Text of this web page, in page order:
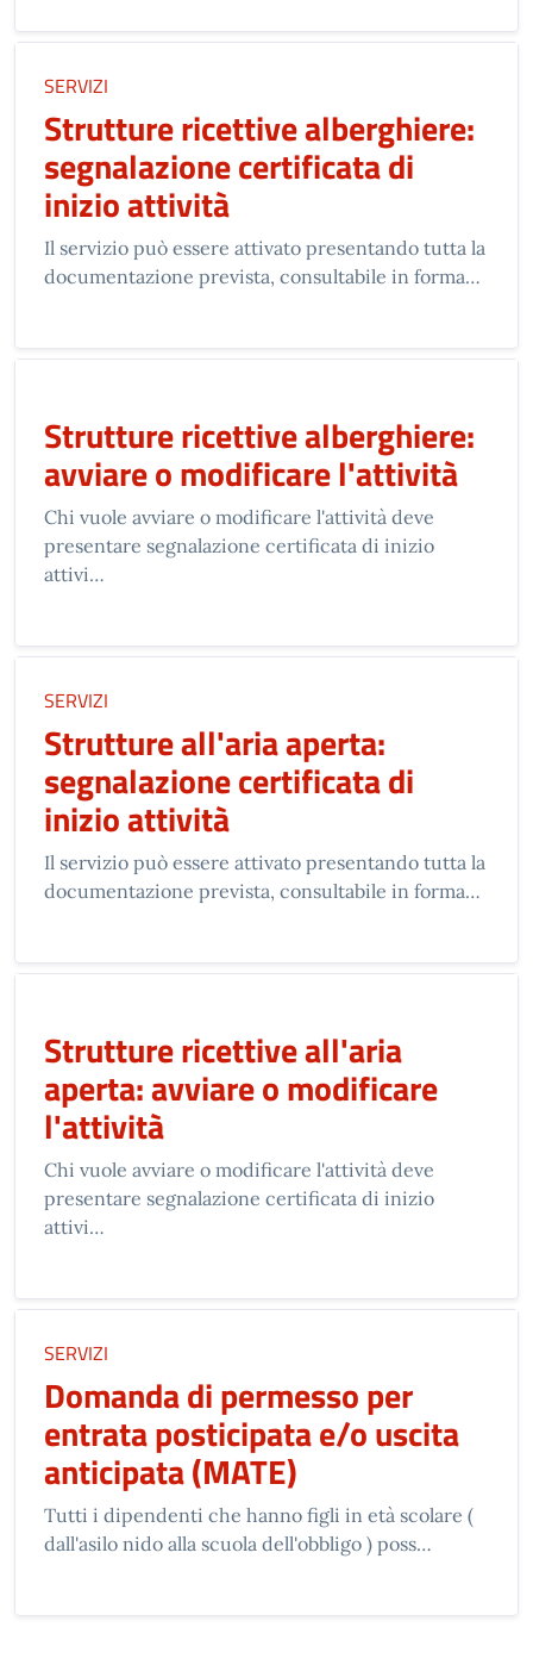
SERVIZI
Strutture ricettive alberghiere:
segnalazione certificata di
inizio attività
Il servizio può essere attivato presentando tutta la
documentazione prevista, consultabile in forma…
Strutture ricettive alberghiere:
avviare o modificare l'attività
Chi vuole avviare o modificare l'attività deve
presentare segnalazione certificata di inizio
attivi…
SERVIZI
Strutture all'aria aperta:
segnalazione certificata di
inizio attività
Il servizio può essere attivato presentando tutta la
documentazione prevista, consultabile in forma…
Strutture ricettive all'aria
aperta: avviare o modificare
l'attività
Chi vuole avviare o modificare l'attività deve
presentare segnalazione certificata di inizio
attivi…
SERVIZI
Domanda di permesso per
entrata posticipata e/o uscita
anticipata (MATE)
Tutti i dipendenti che hanno figli in età scolare (
dall'asilo nido alla scuola dell'obbligo ) poss…